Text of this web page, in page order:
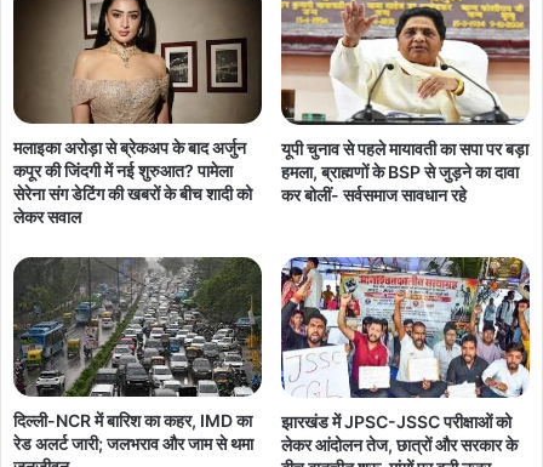
मलाइका अरोड़ा से ब्रेकअप के बाद अर्जुन
कपूर की जिंदगी में नई शुरुआत? पामेला
सेरेना संग डेटिंग की खबरों के बीच शादी को
लेकर सवाल
यूपी चुनाव से पहले मायावती का सपा पर बड़ा
हमला, ब्राह्मणों के BSP से जुड़ने का दावा
कर बोलीं- सर्वसमाज सावधान रहे
दिल्ली-NCR में बारिश का कहर, IMD का
रेड अलर्ट जारी; जलभराव और जाम से थमा
झारखंड में JPSC-JSSC परीक्षाओं को
लेकर आंदोलन तेज, छात्रों और सरकार के